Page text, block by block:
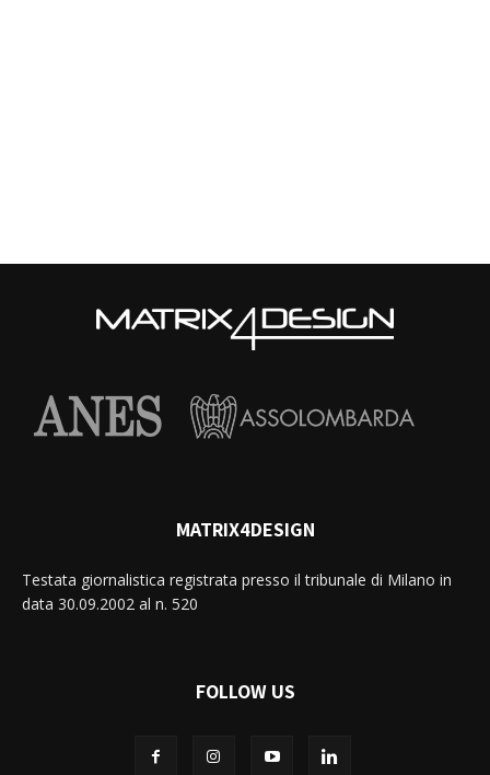
MATRIX4DESIGN
Testata giornalistica registrata presso il tribunale di Milano in
data 30.09.2002 al n. 520
FOLLOW US